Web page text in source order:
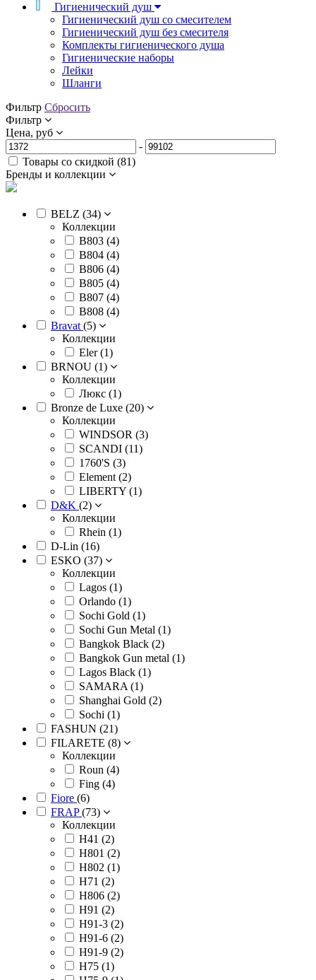
Гигиенический душ
Гигиенический душ со смесителем
Гигиенический душ без смесителя
Комплекты гигиенического душа
Гигиенические наборы
Лейки
Шланги
Фильтр Сбросить
Фильтр
Цена, руб
-
Товары со скидкой (81)
Бренды и коллекции
BELZ (34)
Коллекции
B803 (4)
B804 (4)
B806 (4)
B805 (4)
B807 (4)
B808 (4)
Bravat (5)
Коллекции
Eler (1)
BRNOU (1)
Коллекции
Люкс (1)
Bronze de Luxe (20)
Коллекции
WINDSOR (3)
SCANDI (11)
1760'S (3)
Element (2)
LIBERTY (1)
D&K (2)
Коллекции
Rhein (1)
D-Lin (16)
ESKO (37)
Коллекции
Lagos (1)
Orlando (1)
Sochi Gold (1)
Sochi Gun Metal (1)
Bangkok Black (2)
Bangkok Gun metal (1)
Lagos Black (1)
SAMARA (1)
Shanghai Gold (2)
Sochi (1)
FASHUN (21)
FILARETE (8)
Коллекции
Roun (4)
Fing (4)
Fiore (6)
FRAP(73)
Коллекции
H41 (2)
H801 (2)
H802 (1)
H71 (2)
H806 (2)
H91 (2)
H91-3 (2)
H91-6 (2)
H91-9 (2)
H75 (1)